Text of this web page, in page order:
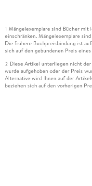
1 Mängelexemplare sind Bücher mit
einschränken. Mängelexemplare
Die frühere Buchpreisbindung ist
sich auf den gebundenen Preis
2 Diese Artikel unterliegen nicht
wurde aufgehoben oder der Preis
Alternative wird Ihnen auf der
beziehen sich auf den vorherigen